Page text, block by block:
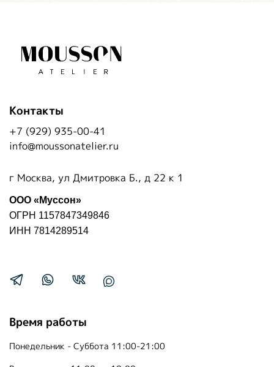
Время работы
Понедельник - Суббота 11:00-21:00
Контакты
+7 (929) 935-00-41
info@moussonatelier.ru
г Москва, ул Дмитровка Б., д 22 к 1
ООО «Муссон»
ОГРН 1157847349846
ИНН 7814289514